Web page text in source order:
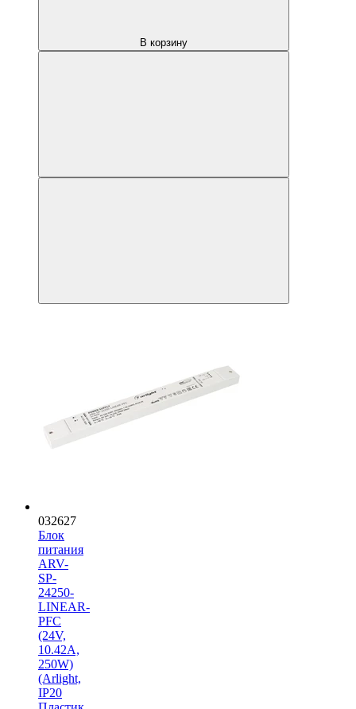
В корзину
032627
Блок
питания
ARV-
SP-
24250-
LINEAR-
PFC
(24V,
10.42A,
250W)
(Arlight,
IP20